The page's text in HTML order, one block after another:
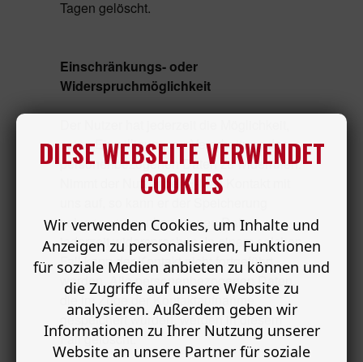
Tagen gelöscht.
Einschränkungs- oder
Widerspruchmöglichkeit
seine Einwilligung zur Verarbeitung der
personenbezogenen Daten zu widerrufen.
Nimmt der Nutzer per E-Mail Kontakt mit
seiner personenbezogenen Daten
jederzeit widersprechen. In einem solchen
Fall kann der Kontakt nicht fortgeführt
werden. Alle personenbezogenen Daten,
die im Zuge der Kontaktaufnahme
gespeichert wurden, werden in diesem
Fall gelöscht.
DIESE WEBSEITE VERWENDET
COOKIES
Wir verwenden Cookies, um Inhalte und
Anzeigen zu personalisieren, Funktionen
für soziale Medien anbieten zu können und
die Zugriffe auf unsere Website zu
analysieren. Außerdem geben wir
Informationen zu Ihrer Nutzung unserer
Website an unsere Partner für soziale